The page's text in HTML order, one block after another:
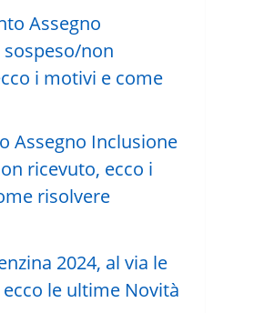
Assegno Inclusione
ricevuto, ecco i
risolvere